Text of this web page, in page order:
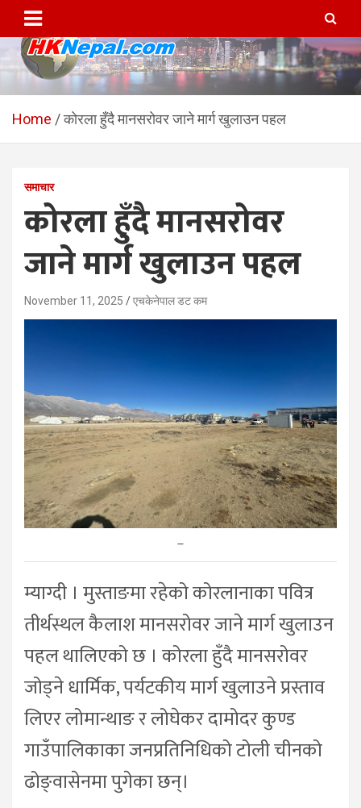
content
HKNepal.com – हङकङबाट
सञ्चालित पहिलो नेपाली अनलाईन
hknepal, hknepal.com, hk nepal, hk nepal com
Home कोरला हुँदै मानसरोवर जाने मार्ग खुलाउन पहल
समाचार
कोरला हुँदै मानसरोवर
जाने मार्ग खुलाउन पहल
November 11, 2025 एचकेनेपाल डट कम
–
म्याग्दी । मुस्ताङमा रहेको कोरलानाका पवित्र
तीर्थस्थल कैलाश मानसरोवर जाने मार्ग खुलाउन
पहल थालिएको छ । कोरला हुँदै मानसरोवर
जोड्ने धार्मिक, पर्यटकीय मार्ग खुलाउने प्रस्ताव
लिएर लोमान्थाङ र लोघेकर दामोदर कुण्ड
गाउँपालिकाका जनप्रतिनिधिको टोली चीनको
ढोङ्वासेनमा पुगेका छन्।